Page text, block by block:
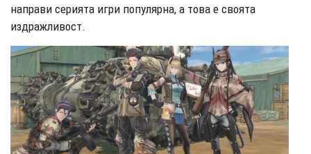
направи серията игри популярна, а това е своята
издражливост.